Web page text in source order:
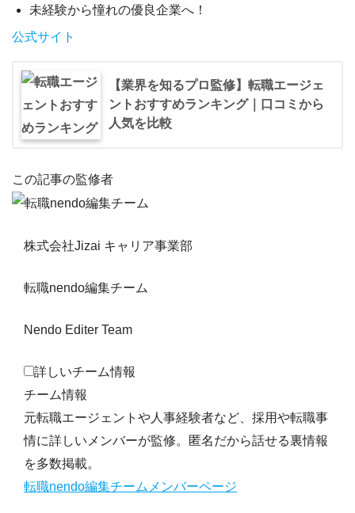
未経験から憧れの優良企業へ！
公式サイト
【業界を知るプロ監修】転職エージェ
ントおすすめランキング｜口コミから
人気を比較
この記事の監修者
株式会社Jizai キャリア事業部
転職nendo編集チーム
Nendo Editer Team
詳しいチーム情報
チーム情報
元転職エージェントや人事経験者など、採用や転職事
情に詳しいメンバーが監修。匿名だから話せる裏情報
を多数掲載。
転職nendo編集チームメンバーページ